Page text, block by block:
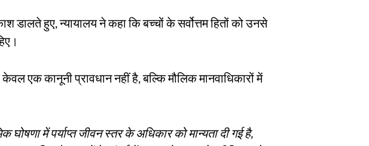
डालते हुए, न्यायालय ने कहा कि बच्चों के सर्वोत्तम हितों को उनसे
एक कानूनी प्रावधान नहीं है, बल्कि मौलिक मानवाधिकारों में
घोषणा में पर्याप्त जीवन स्तर के अधिकार को मान्यता दी गई है,